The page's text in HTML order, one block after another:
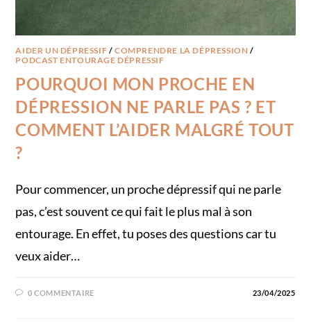
AIDER UN DÉPRESSIF /COMPRENDRE LA DÉPRESSION /
PODCAST ENTOURAGE DÉPRESSIF
POURQUOI MON PROCHE EN
DÉPRESSION NE PARLE PAS ? ET
COMMENT L’AIDER MALGRÉ TOUT
?
Pour commencer, un proche dépressif qui ne parle
pas​, c’est souvent ce qui fait le plus mal à son
entourage. En effet, tu poses des questions car tu
veux aider…
0 COMMENTAIRE 23/04/2025